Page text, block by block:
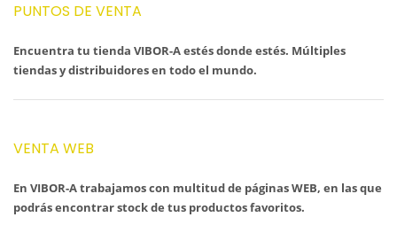
PUNTOS DE VENTA
Encuentra tu tienda VIBOR-A estés donde estés. Múltiples
tiendas y distribuidores en todo el mundo.
VENTA WEB
En VIBOR-A trabajamos con multitud de páginas WEB, en las que
podrás encontrar stock de tus productos favoritos.